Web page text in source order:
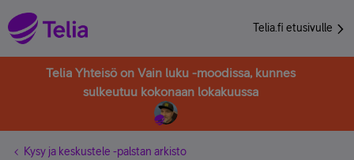
Telia.fi etusivulle
Telia Yhteisö on Vain luku -moodissa, kunnes
sulkeutuu kokonaan lokakuussa
Kysy ja keskustele -palstan arkisto